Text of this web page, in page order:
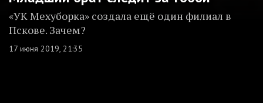
«УК Мехуборка» создала ещё один филиал в
Пскове. Зачем?
17 июня 2019, 21:35